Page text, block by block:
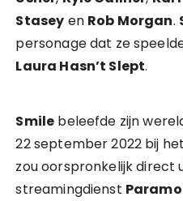
Stasey en Rob Morgan.
personage dat ze
Laura Hasn’t Slept.
Smile beleefde zijn
22 september 2022 bij het
zou oorspronkelijk
streamingdienst